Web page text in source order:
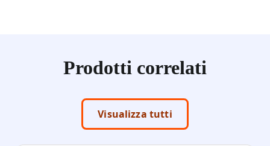
Prodotti correlati
Visualizza tutti